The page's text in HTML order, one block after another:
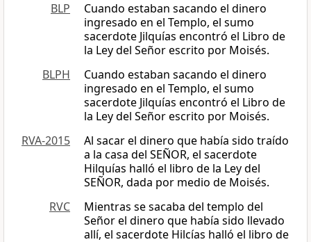
BLP
Cuando estaban sacando el dinero
ingresado en el Templo, el sumo
sacerdote Jilquías encontró el Libro de
la Ley del Señor escrito por Moisés.
BLPH
Cuando estaban sacando el dinero
ingresado en el Templo, el sumo
sacerdote Jilquías encontró el Libro de
la Ley del Señor escrito por Moisés.
RVA-2015
Al sacar el dinero que había sido traído
a la casa del SEÑOR, el sacerdote
Hilquías halló el libro de la Ley del
SEÑOR, dada por medio de Moisés.
RVC
Mientras se sacaba del templo del
Señor el dinero que había sido llevado
allí, el sacerdote Hilcías halló el libro de